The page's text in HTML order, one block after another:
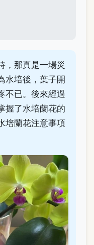
，那真是一場災
水培後，葉子開
不已。後來經過
握了水培蘭花的
培蘭花注意事項